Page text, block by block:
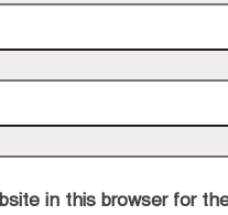
in this browser for